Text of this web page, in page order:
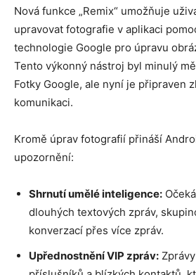
Nová funkce „Remix“ umožňuje
upravovat fotografie v aplikaci
technologie Google pro úpravu
Tento výkonný nástroj byl minulý
Fotky Google, ale nyní je připraven
komunikaci.
Kromě úprav fotografií přináší
upozornění:
Shrnutí umělé inteligence:
dlouhých textových zpráv,
konverzací přes více zpráv.
Upřednostnění VIP zpráv: